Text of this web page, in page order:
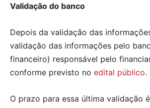
Validação do banco
Depois da validação das
validação das informações pelo
financeiro) responsável pelo
conforme previsto no edital público.
O prazo para essa última validação